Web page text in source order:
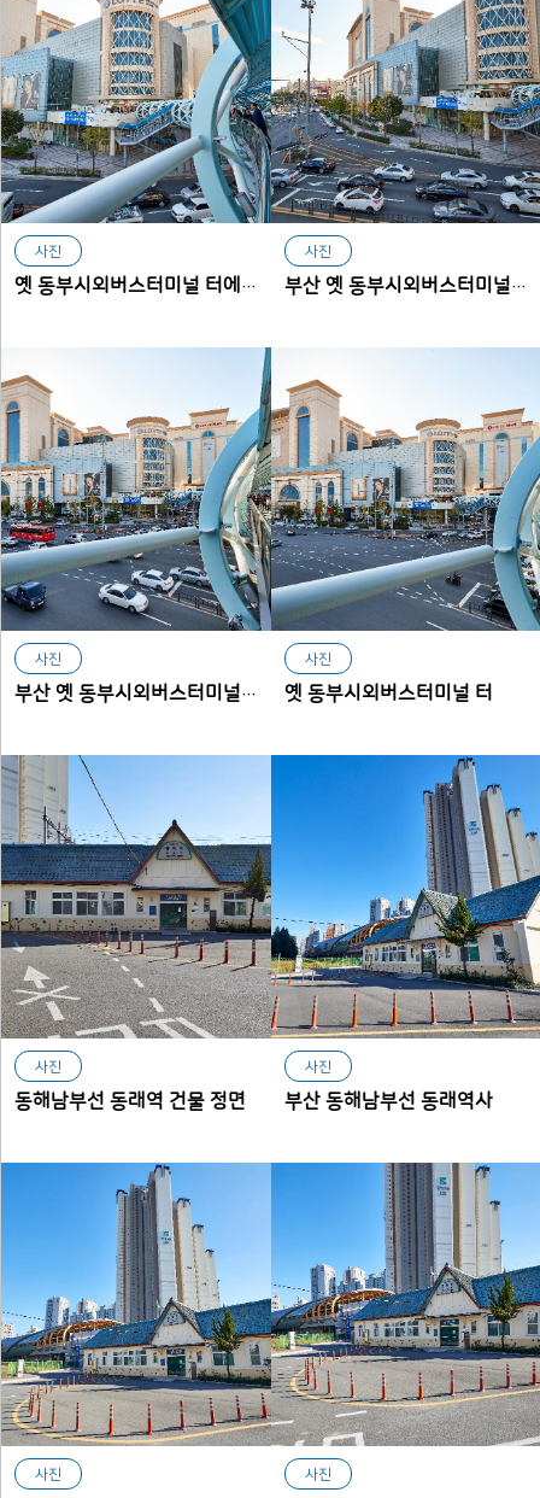
사진
옛 동부시외버스터미널 터에 들어선 롯데백화점
사진
부산 옛 동부시외버스터미널 터에 들어선 롯데백화점
사진
부산 옛 동부시외버스터미널 터
사진
옛 동부시외버스터미널 터
사진
동해남부선 동래역 건물 정면
사진
부산 동해남부선 동래역사
사진 사진